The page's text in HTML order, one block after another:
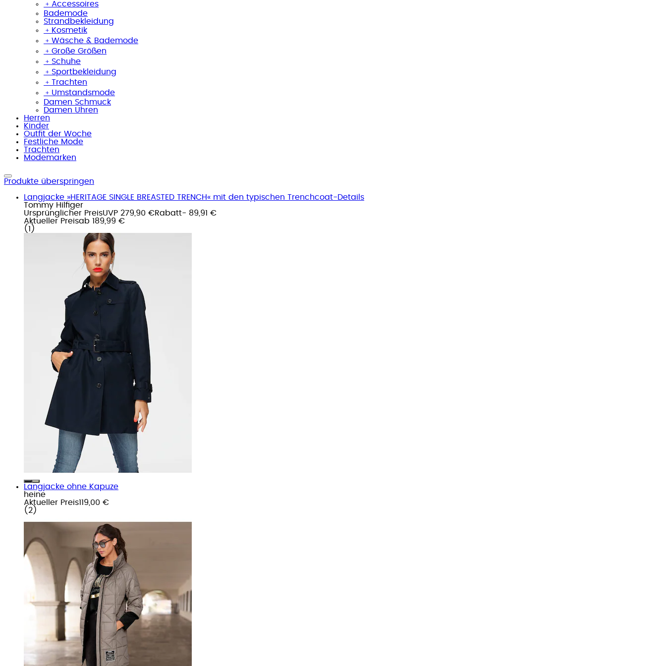
﹢ Accessoires
Bademode
Strandbekleidung
﹢ Kosmetik
﹢ Wäsche & Bademode
﹢ Große Größen
﹢ Schuhe
﹢ Sportbekleidung
﹢ Trachten
﹢ Umstandsmode
Damen Schmuck
Damen Uhren
Herren
Kinder
Outfit der Woche
Festliche Mode
Trachten
Modemarken
Produkte überspringen
Langjacke »HERITAGE SINGLE BREASTED TRENCH« mit den typischen Trenchcoat-Details
Tommy Hilfiger
Ursprünglicher PreisUVP 279,90 €Rabatt- 89,91 €
Aktueller Preisab 189,99 €
( 1 )
Langjacke ohne Kapuze
heine
Aktueller Preis119,00 €
( 2 )